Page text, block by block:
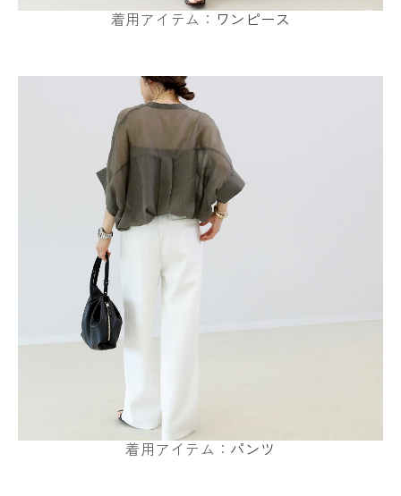
着用アイテム： ワンピース
着用アイテム： パンツ